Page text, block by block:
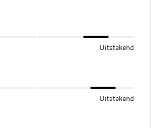
Uitstekend
Uitstekend